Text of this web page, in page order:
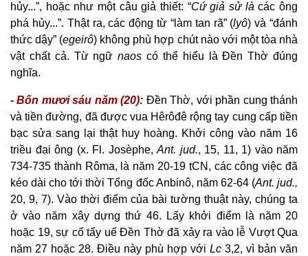
hủy...”, hoặc như một câu giả thiết: “Cứ giả sử là các ông
phá hủy...”. Thật ra, các động từ “làm tan rã” (lyô) và “đánh
thức dậy” (egeirô) không phù hợp chút nào với một tòa nhà
vật chất cả. Từ ngữnaos có thể hiểu là Đền Thờ đúng
nghĩa.
- Bốn mươi sáu năm (20): Đền Thờ, với phần cung thánh
và tiền đường, đã được vua Hêrôđê rộng tay cung cấp tiền
bạc sửa sang lại thật huy hoàng. Khởi công vào năm 16
triều đại ông (x. Fl. Josèphe, Ant. jud., 15, 11, 1) vào năm
734-735 thành Rôma, là năm 20-19 tCN, các công việc đã
kéo dài cho tới thời Tổng đốc Anbinô, năm 62-64 (Ant. jud.,
20, 9, 7). Vào thời điểm của bài tường thuật này, chúng ta
ở vào năm xây dựng thứ 46. Lấy khởi điểm là năm 20
hoặc 19, sự cố tẩy uế Đền Thờ đã xảy ra vào lễ Vượt Qua
năm 27 hoặc 28. Điều này phù hợp với Lc 3,2, vì bản văn